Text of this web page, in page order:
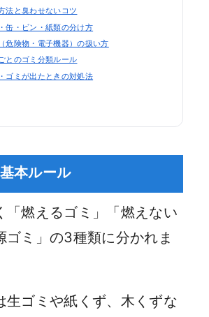
法と臭わせないコツ
缶・ビン・紙類の分け方
危険物・電子機器）の扱い方
とのゴミ分類ルール
ゴミが出たときの対処法
本ルール
「燃えるゴミ」「燃えない
ゴミ」の3種類に分かれま
生ゴミや紙くず、木くずな